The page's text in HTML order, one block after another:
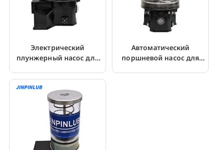
Электрический
плунжерный насос для
выходами J203
Автоматический
поршневой насос для